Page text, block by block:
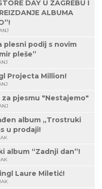
DAY U ZAGREBU I
ALBUMA
plesni podij s novim
pleše”
Projecta Million!
pjesmu "Nestajemo"
album „Trostruki
u prodaji!
album “Zadnji dan”!
Laure Miletić!